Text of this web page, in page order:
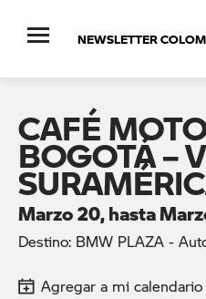
NEWSLETTER
CAFÉ
BOGOTÁ –
Marzo 20, hasta
Destino: BMW PLAZA -
Agregar a mi calendario